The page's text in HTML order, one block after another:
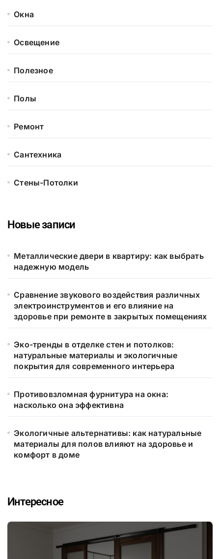
Окна
Освещение
Полезное
Полы
Ремонт
Сантехника
Стены-Потолки
Новые записи
Металлические двери в квартиру: как выбрать
надежную модель
Сравнение звукового воздействия различных
электроинструментов и его влияние на
здоровье при ремонте в закрытых помещениях
Эко-тренды в отделке стен и потолков:
натуральные материалы и экологичные
покрытия для современного интерьера
Противовзломная фурнитура на окна:
насколько она эффективна
Экологичные альтернативы: как натуральные
материалы для полов влияют на здоровье и
комфорт в доме
Интересное